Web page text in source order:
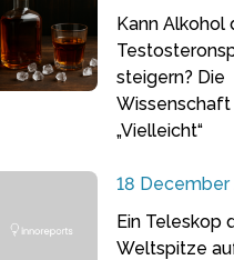
Kann Alkohol
steigern? Die
Wissenschaft
„Vielleicht“
18 December
Ein Teleskop
Weltspitze